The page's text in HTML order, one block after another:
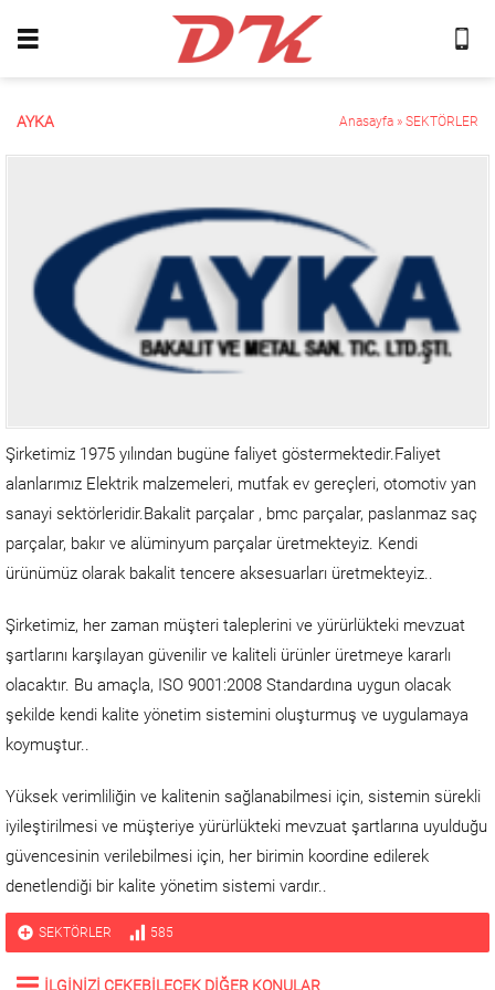
AYKA Anasayfa » SEKTÖRLER
Şirketimiz 1975 yılından bugüne faliyet göstermektedir.Faliyet
alanlarımız Elektrik malzemeleri, mutfak ev gereçleri, otomotiv yan
sanayi sektörleridir.Bakalit parçalar , bmc parçalar, paslanmaz saç
parçalar, bakır ve alüminyum parçalar üretmekteyiz. Kendi
ürünümüz olarak bakalit tencere aksesuarları üretmekteyiz..
Şirketimiz, her zaman müşteri taleplerini ve yürürlükteki mevzuat
şartlarını karşılayan güvenilir ve kaliteli ürünler üretmeye kararlı
olacaktır. Bu amaçla, ISO 9001:2008 Standardına uygun olacak
şekilde kendi kalite yönetim sistemini oluşturmuş ve uygulamaya
koymuştur..
Yüksek verimliliğin ve kalitenin sağlanabilmesi için, sistemin sürekli
iyileştirilmesi ve müşteriye yürürlükteki mevzuat şartlarına uyulduğu
güvencesinin verilebilmesi için, her birimin koordine edilerek
denetlendiği bir kalite yönetim sistemi vardır..
SEKTÖRLER 585
İLGİNİZİ ÇEKEBİLECEK DİĞER KONULAR